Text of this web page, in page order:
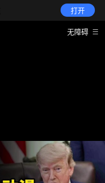
打开
无障碍